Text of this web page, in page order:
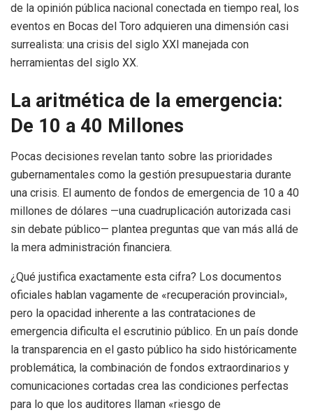
de la opinión pública nacional conectada en tiempo real, los
eventos en Bocas del Toro adquieren una dimensión casi
surrealista: una crisis del siglo XXI manejada con
herramientas del siglo XX.
La aritmética de la emergencia:
De 10 a 40 Millones
Pocas decisiones revelan tanto sobre las prioridades
gubernamentales como la gestión presupuestaria durante
una crisis. El aumento de fondos de emergencia de 10 a 40
millones de dólares —una cuadruplicación autorizada casi
sin debate público— plantea preguntas que van más allá de
la mera administración financiera.
¿Qué justifica exactamente esta cifra? Los documentos
oficiales hablan vagamente de «recuperación provincial»,
pero la opacidad inherente a las contrataciones de
emergencia dificulta el escrutinio público. En un país donde
la transparencia en el gasto público ha sido históricamente
problemática, la combinación de fondos extraordinarios y
comunicaciones cortadas crea las condiciones perfectas
para lo que los auditores llaman «riesgo de